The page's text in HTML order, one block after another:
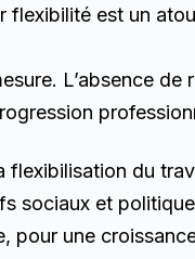
est un
L’absence de
du
et
pour une